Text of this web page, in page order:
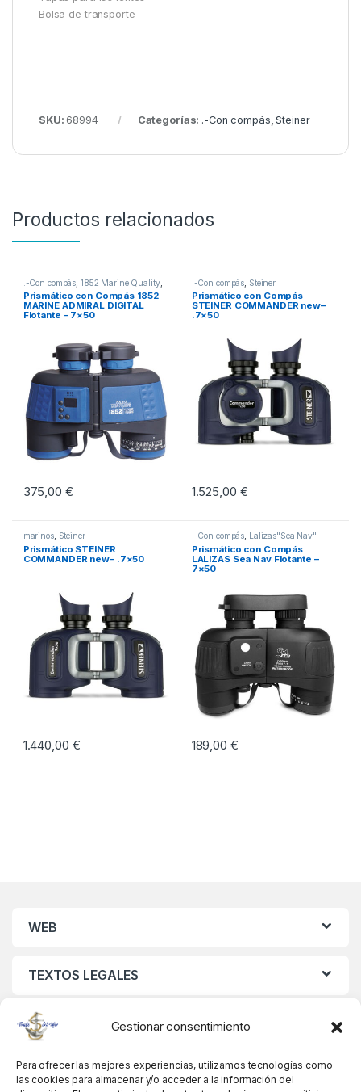
Gestionar consentimiento
Para ofrecer las mejores experiencias, utilizamos tecnologías como
las cookies para almacenar y/o acceder a la información del
Bolsa de transporte
SKU: 68994 Categorías: .-Con compás ,Steiner
Productos relacionados
.-Con compás 1852 Marine Quality,
NOVEDADES
Prismático con Compás 1852
MARINE ADMIRAL DIGITAL
Flotante – 7×50
375,00 €
.-Con compás Steiner
Prismático con Compás
STEINER COMMANDER new–
.7×50
1.525,00 €
marinos, Steiner
Prismático STEINER
COMMANDER new– .7×50
1.440,00 €
.-Con compás, Lalizas"Sea Nav"
Prismático con Compás
LALIZAS Sea Nav Flotante –
7×50
189,00 €
WEB
TEXTOS LEGALES
MIS DATOS